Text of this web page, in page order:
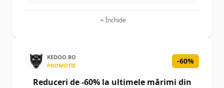
Închide
KEDOO.RO
PROMOȚIE
-60%
Reduceri de -60% la ultimele mărimi din